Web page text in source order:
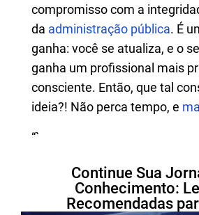
compromisso com a
da administração pública. É
ganha: você se atualiza, e o
ganha um profissional mais
consciente. Então, que tal
ideia?! Não perca tempo, e
“`
Continue Sua
Conhecimento:
Recomendadas